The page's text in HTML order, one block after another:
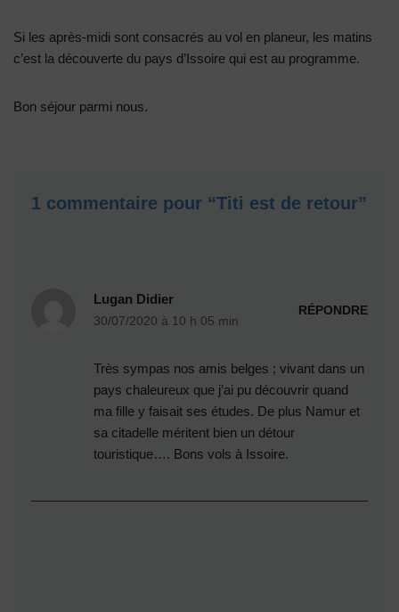
Si les après-midi sont consacrés au vol en planeur, les matins
c’est la découverte du pays d’Issoire qui est au programme.
Bon séjour parmi nous.
1 commentaire pour “Titi est de retour”
Lugan Didier
30/07/2020 à 10 h 05 min
RÉPONDRE
Très sympas nos amis belges ; vivant dans un
pays chaleureux que j’ai pu découvrir quand
ma fille y faisait ses études. De plus Namur et
sa citadelle méritent bien un détour
touristique…. Bons vols à Issoire.